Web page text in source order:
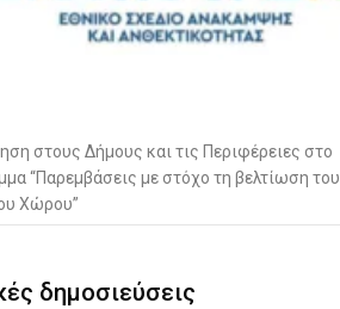
στους Δήμους και τις Περιφέρειες στο
“Παρεμβάσεις με στόχο τη βελτίωση του
Χώρου”
δημοσιεύσεις